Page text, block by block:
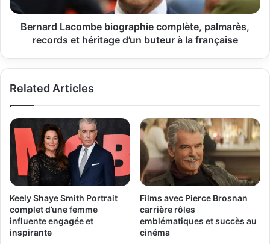
d’un
buteur
Bernard Lacombe biographie complète, palmarès,
records et héritage d’un buteur à la française
Related Articles
Keely Shaye Smith Portrait
complet d’une femme
influente engagée et
inspirante
Films avec Pierce Brosnan
carrière rôles
emblématiques et succès au
cinéma